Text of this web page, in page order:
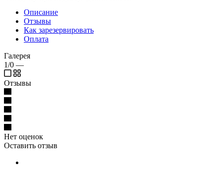
Описание
Отзывы
Как зарезервировать
Оплата
Галерея
1/0 —
Отзывы
Нет оценок
Оставить отзыв